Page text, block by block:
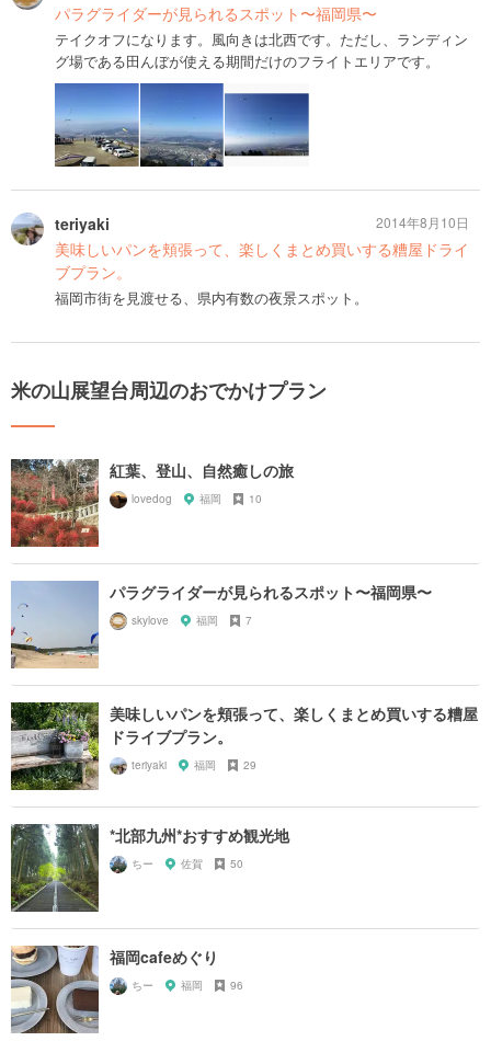
パラグライダーが見られるスポット〜福岡県〜
テイクオフになります。風向きは北西です。ただし、ランディン
グ場である田んぼが使える期間だけのフライトエリアです。
teriyaki
美味しいパンを頬張って、楽しくまとめ買いする糟屋ドライ
ブプラン。
福岡市街を見渡せる、県内有数の夜景スポット。
2014年8月10日
米の山展望台周辺のおでかけプラン
紅葉、登山、自然癒しの旅
lovedog 福岡 10
パラグライダーが見られるスポット〜福岡県〜
skylove 福岡 7
美味しいパンを頬張って、楽しくまとめ買いする糟屋
ドライブプラン。
teriyaki 福岡 29
*北部九州*おすすめ観光地
ちー 佐賀 50
福岡cafeめぐり
ちー 福岡 96